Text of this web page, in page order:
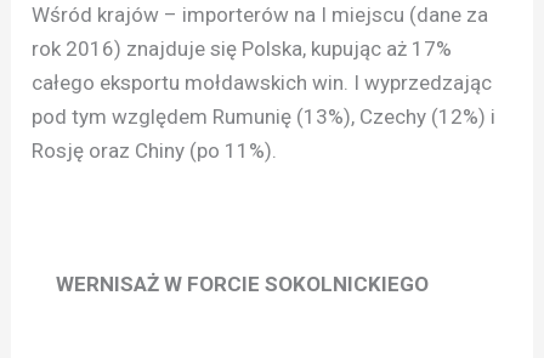
Wśród krajów – importerów na I miejscu (dane za
rok 2016) znajduje się Polska, kupując aż 17%
całego eksportu mołdawskich win. I wyprzedzając
pod tym względem Rumunię (13%), Czechy (12%) i
Rosję oraz Chiny (po 11%).
WERNISAŻ W FORCIE SOKOLNICKIEGO